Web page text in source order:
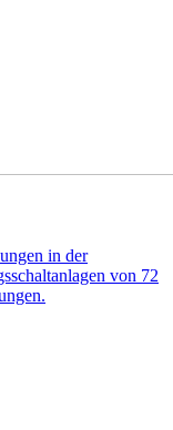
in der
von 72